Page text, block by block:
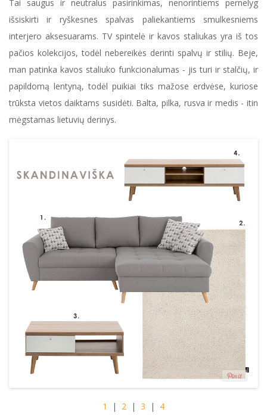
Tai saugus ir neutralus pasirinkimas, nenorintiems pernelyg
išsiskirti ir ryškesnes spalvas paliekantiems smulkesniems
interjero aksesuarams. TV spintelė ir kavos staliukas yra iš tos
pačios kolekcijos, todėl nebereikės derinti spalvų ir stilių. Beje,
man patinka kavos staliuko funkcionalumas - jis turi ir stalčių, ir
papildomą lentyną, todėl puikiai tiks mažose erdvėse, kuriose
trūksta vietos daiktams susidėti. Balta, pilka, rusva ir medis - itin
mėgstamas lietuvių derinys.
1 | 2 | 3 | 4